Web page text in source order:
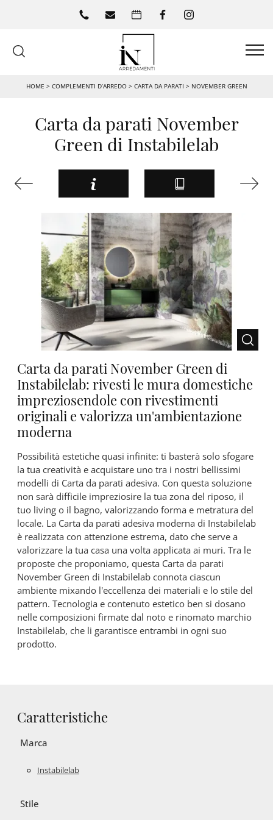
HOME > COMPLEMENTI D’ARREDO> CARTA DA PARATI > NOVEMBER GREEN
Carta da parati November
Green di Instabilelab
Carta da parati November Green di
Instabilelab: rivesti le mura domestiche
impreziosendole con rivestimenti
originali e valorizza un'ambientazione
moderna
Possibilità estetiche quasi infinite: ti basterà solo sfogare
la tua creatività e acquistare uno tra i nostri bellissimi
modelli di Carta da parati adesiva. Con questa soluzione
non sarà difficile impreziosire la tua zona del riposo, il
tuo living o il bagno, valorizzando forma e metratura del
locale. La Carta da parati adesiva moderna di Instabilelab
è realizzata con attenzione estrema, dato che serve a
valorizzare la tua casa una volta applicata ai muri. Tra le
proposte che proponiamo, questa Carta da parati
November Green di Instabilelab connota ciascun
ambiente mixando l'eccellenza dei materiali e lo stile del
pattern. Tecnologia e contenuto estetico ben si dosano
nelle composizioni firmate dal noto e rinomato marchio
Instabilelab, che li garantisce entrambi in ogni suo
prodotto.
Caratteristiche
Marca
Instabilelab
Stile